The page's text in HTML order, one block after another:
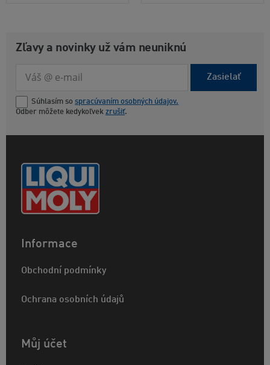
Zľavy a novinky už vám neuniknú
Zasielať
Súhlasím so spracúvaním osobných údajov.
Odber môžete kedykoľvek zrušiť.
Informace
Obchodní podmínky
Ochrana osobních údajů
Můj účet